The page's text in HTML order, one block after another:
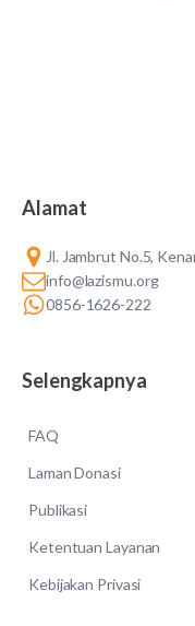
Alamat
Jl. Jambrut No.5,
info@lazismu.org
0856-1626-222
Selengkapnya
FAQ
Laman Donasi
Publikasi
Ketentuan Layanan
Kebijakan Privasi